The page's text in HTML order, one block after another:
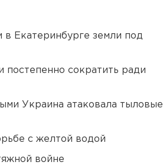
Екатеринбурге земли под
постепенно сократить ради
Украина атаковала тыловые
с желтой водой
войне